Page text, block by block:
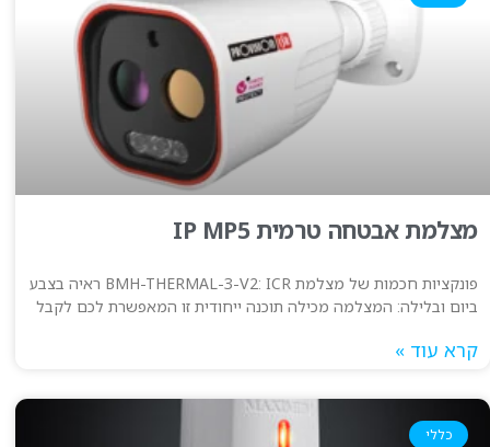
מצלמת אבטחה טרמית IP MP5
פונקציות חכמות של מצלמת BMH-THERMAL-3-V2: ICR ראיה בצבע
ביום ובלילה: המצלמה מכילה תוכנה ייחודית זו המאפשרת לכם לקבל
קרא עוד »
כללי